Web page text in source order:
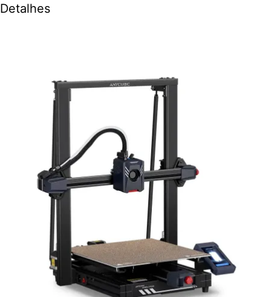
Detalhes